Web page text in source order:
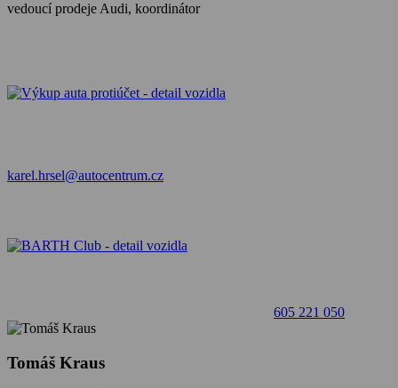
vedoucí prodeje Audi, koordinátor
karel.hrsel@autocentrum.cz
605 221 050
Tomáš Kraus